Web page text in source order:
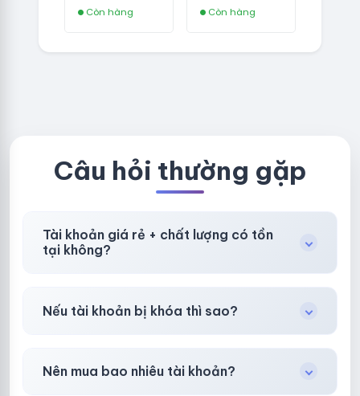
GERMANY -
TKQC TẠO
LIVE ADS - VER
Còn hàng
THAILAND -
VER MAIL
COM - CLONE
Còn hàng
Câu hỏi thường gặp
Tài khoản giá rẻ + chất lượng có tồn
tại không?
ưu tiên chất lượng, bảo hành hơn là giá rẻ nhất.
Nếu tài khoản bị khóa thì sao?
trợ đổi mới hoặc hoàn 100%.
Nên mua bao nhiêu tài khoản?